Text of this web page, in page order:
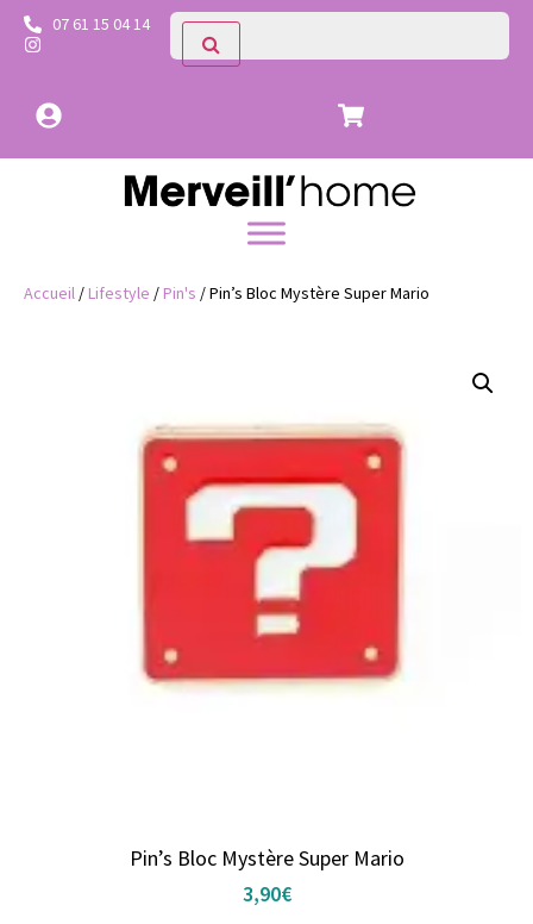
07 61 15 04 14
Accueil /Lifestyle /Pin's / Pin’s Bloc Mystère Super Mario
Pin’s Bloc Mystère Super Mario
3,90€